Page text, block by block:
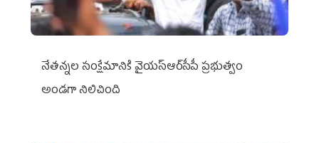
నేతన్నల సంక్షేమానికి వైయ‌స్ఆర్‌సీపీ ప్రభుత్వం
అండగా నిలిచింది